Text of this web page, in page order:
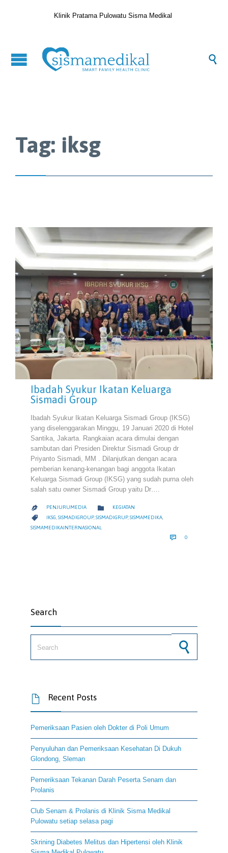
Klinik Pratama Pulowatu Sisma Medikal

Tag: iksg
Ibadah Syukur Ikatan Keluarga
Sismadi Group
Ibadah Syukur Ikatan Keluarga Sismadi Group (IKSG)
yang diselenggarakan Minggu, 19 Januari 2020 di Hotel
Santika, Jakarta. Rangkaian acara dimulai dengan
sambutan dari Presiden Direktur Sismadi Group dr
Priyanto Sismadi, MM . Dilanjutkan dengan acara
pemberian kenang-kenangan bagi anggota Ikatan
Keluarga Sismadi Group (IKSG) yang sudah purna oleh
salah satu owner Sismadi Group yaitu Dr….
 PENJURUMEDIA  CATEGORY
KEGIATAN
 CATEGORY
IKSG,SISMADIGROUP,SISMADIGRUP,SISMAMEDIKA,
SISMAMEDIKAINTERNASIONAL
 0
Search
 Recent Posts
Pemeriksaan Pasien oleh Dokter di Poli Umum
Penyuluhan dan Pemeriksaan Kesehatan Di Dukuh
Glondong, Sleman
Pemeriksaan Tekanan Darah Peserta Senam dan
Prolanis
Club Senam & Prolanis di Klinik Sisma Medikal
Pulowatu setiap selasa pagi
Skrining Diabetes Melitus dan Hipertensi oleh Klinik